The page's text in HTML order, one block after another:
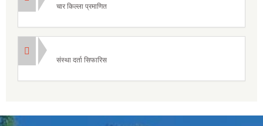
चार किल्ला प्रमाणित
संस्था दर्ता सिफारिस